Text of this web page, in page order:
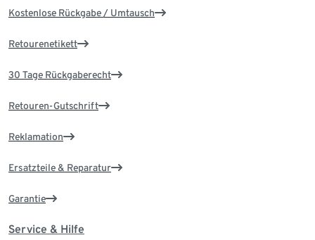
Kostenlose Rückgabe / Umtausch
Retourenetikett
30 Tage Rückgaberecht
Retouren-Gutschrift
Reklamation
Ersatzteile & Reparatur
Garantie
Service & Hilfe